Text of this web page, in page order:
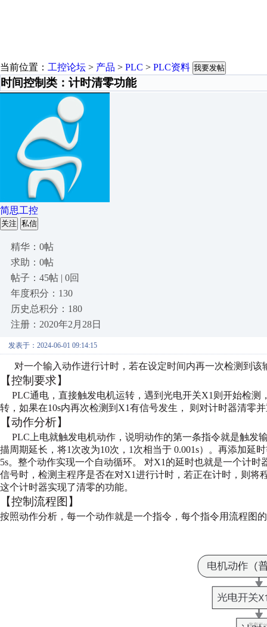
当前位置： 工控论坛 > 产品 > PLC > PLC资料 我要发帖
时间控制类：计时清零功能
简思工控
关注 私信
精华：0帖
求助：0帖
帖子：45帖 | 0回
年度积分：130
历史总积分：180
注册：2020年2月28日
发表于：2024-06-01 09:14:15
对一个输入动作进行计时，若在设定时间内再一次检测到
【控制要求】
PLC通电，直接触发电机运转，遇到光电开关X1则开始检测
转，如果在10s内再次检测到X1有信号发生，
则对计时器清零
【动作分析】
PLC上电就触发电机动作，说明动作的第一条指令就是触发
描周期延长，将1次改为10次，1次相当于 0.001s）。再添加延
5s。整个动作实现一个自动循环。 对X1的延时也就是一个计时
信号时，检测主程序是否在对X1进行计时，若正在计时，则将
这个计时器实现了清零的功能。
【控制流程图】
按照动作分析，每一个动作就是一个指令，每个指令用流程图